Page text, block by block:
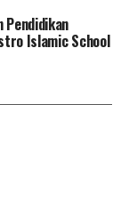
Pendidikan
Islamic School